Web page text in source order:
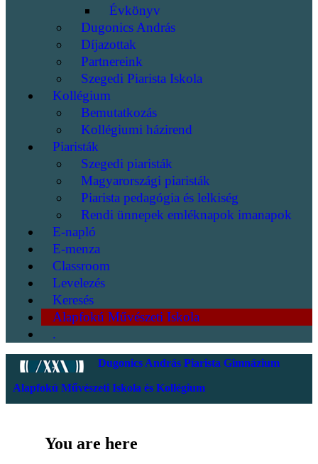
Évkönyv
Dugonics András
Díjazottak
Partnereink
Szegedi Piarista Iskola
Kollégium
Bemutatkozás
Kollégiumi házirend
Piaristák
Szegedi piaristák
Magyarországi piaristák
Piarista pedagógia és lelkiség
Rendi ünnepek emléknapok imanapok
E-napló
E-menza
Classroom
Levelezés
Keresés
Alapfokú Művészeti Iskola
.
Dugonics András Piarista Gimnázium
Alapfokú Művészeti Iskola és Kollégium
You are here